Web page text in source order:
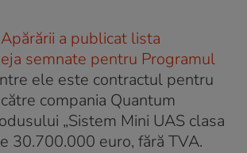
a publicat lista
semnate pentru Programul
ele este contractul pentru
compania Quantum
„Sistem Mini UAS clasa
30.700.000 euro, fără TVA.